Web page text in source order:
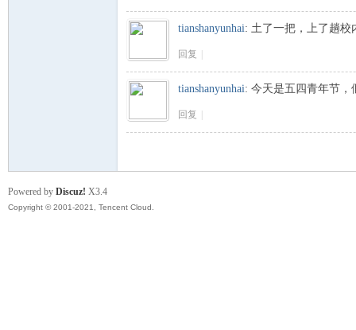
tianshanyunhai: 土了一把，上了趟校
回复
tianshanyunhai: 今天是五四青年节，
回复
Powered by Discuz! X3.4
Copyright © 2001-2021, Tencent Cloud.